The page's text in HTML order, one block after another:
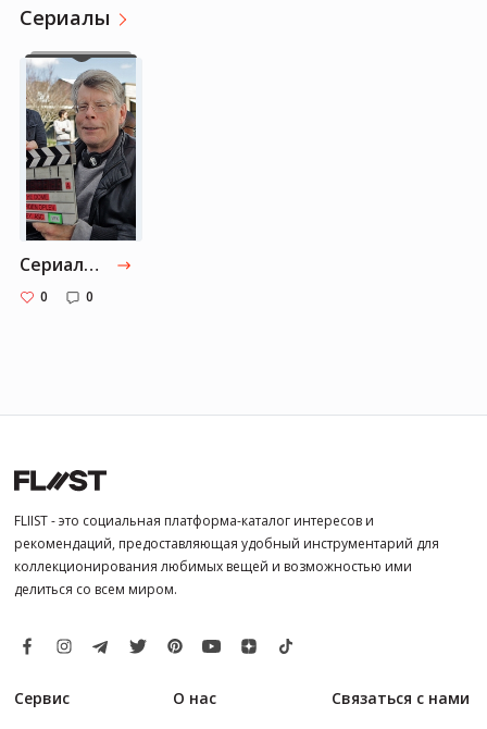
Cериалы
Сериалы по Кингу
0 0
FLIIST - это социальная платформа-каталог интересов и
рекомендаций, предоставляющая удобный инструментарий для
коллекционирования любимых вещей и возможностью ими
делиться со всем миром.
Сервис О нас Связаться с нами